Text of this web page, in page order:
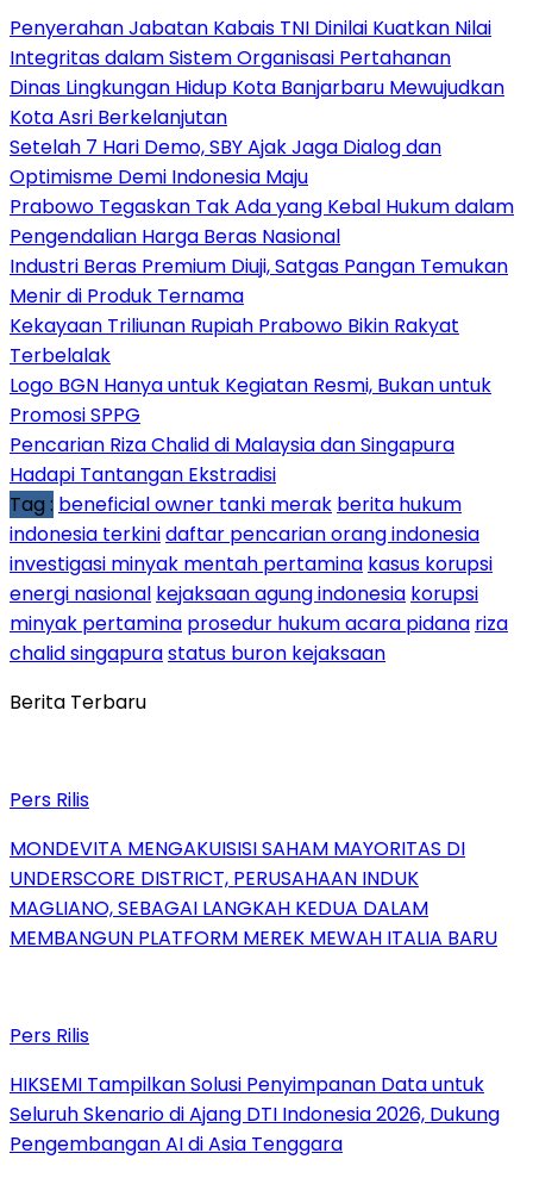
Penyerahan Jabatan Kabais TNI Dinilai Kuatkan Nilai
Integritas dalam Sistem Organisasi Pertahanan
Dinas Lingkungan Hidup Kota Banjarbaru Mewujudkan
Kota Asri Berkelanjutan
Setelah 7 Hari Demo, SBY Ajak Jaga Dialog dan
Optimisme Demi Indonesia Maju
Prabowo Tegaskan Tak Ada yang Kebal Hukum dalam
Pengendalian Harga Beras Nasional
Industri Beras Premium Diuji, Satgas Pangan Temukan
Menir di Produk Ternama
Kekayaan Triliunan Rupiah Prabowo Bikin Rakyat
Terbelalak
Logo BGN Hanya untuk Kegiatan Resmi, Bukan untuk
Promosi SPPG
Pencarian Riza Chalid di Malaysia dan Singapura
Hadapi Tantangan Ekstradisi
Tag : beneficial owner tanki merak berita hukum
indonesia terkinidaftar pencarian orang indonesia
investigasi minyak mentah pertamina kasus korupsi
energi nasional kejaksaan agung indonesia korupsi
minyak pertamina prosedur hukum acara pidana riza
chalid singapurastatus buron kejaksaan
Berita Terbaru
Pers Rilis
MONDEVITA MENGAKUISISI SAHAM MAYORITAS DI
UNDERSCORE DISTRICT, PERUSAHAAN INDUK
MAGLIANO, SEBAGAI LANGKAH KEDUA DALAM
MEMBANGUN PLATFORM MEREK MEWAH ITALIA BARU
Pers Rilis
HIKSEMI Tampilkan Solusi Penyimpanan Data untuk
Seluruh Skenario di Ajang DTI Indonesia 2026, Dukung
Pengembangan AI di Asia Tenggara